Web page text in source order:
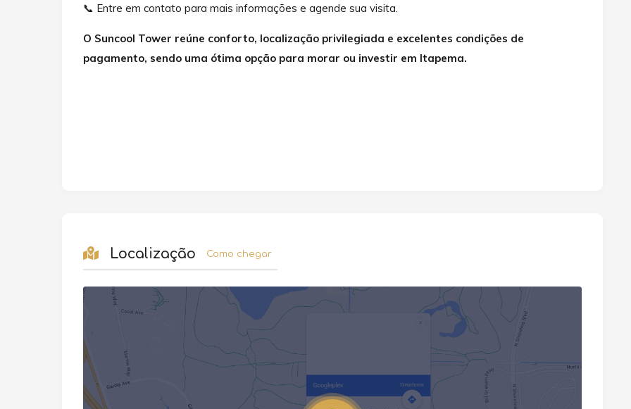
📞 Entre em contato para mais informações e agende sua visita.
O Suncool Tower reúne conforto, localização privilegiada e excelentes condições de
pagamento, sendo uma ótima opção para morar ou investir em Itapema.
Localização Como chegar